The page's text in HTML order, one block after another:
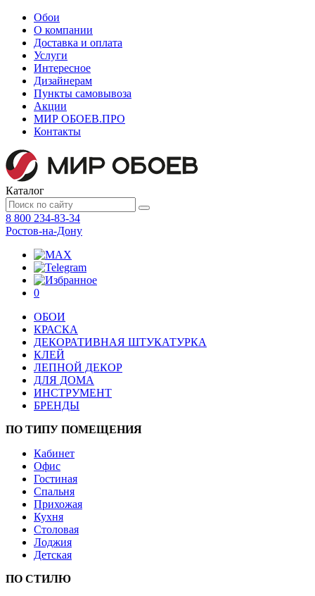
Обои
О компании
Доставка и оплата
Услуги
Интересное
Дизайнерам
Пункты самовывоза
Акции
МИР ОБОЕВ.ПРО
Контакты
Каталог
8 800 234-83-34
Ростов-на-Дону
0
ОБОИ
КРАСКА
ДЕКОРАТИВНАЯ ШТУКАТУРКА
КЛЕЙ
ЛЕПНОЙ ДЕКОР
ДЛЯ ДОМА
ИНСТРУМЕНТ
БРЕНДЫ
ПО ТИПУ ПОМЕЩЕНИЯ
Кабинет
Офис
Гостиная
Спальня
Прихожая
Кухня
Столовая
Лоджия
Детская
ПО СТИЛЮ